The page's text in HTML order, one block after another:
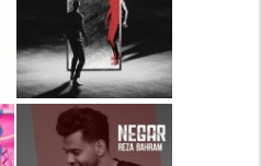
دانلود آلبوم جدید سیروان
خسروی بنام مونولوگ